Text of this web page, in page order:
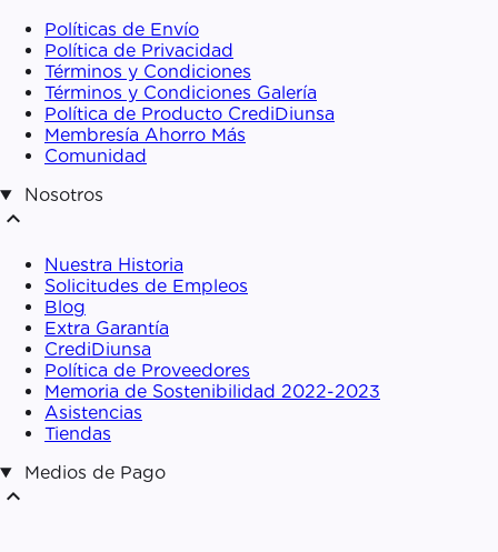
Políticas de Envío
Política de Privacidad
Términos y Condiciones
Términos y Condiciones Galería
Política de Producto CrediDiunsa
Membresía Ahorro Más
Comunidad
Nosotros
expand_less
Nuestra Historia
Solicitudes de Empleos
Blog
Extra Garantía
CrediDiunsa
Política de Proveedores
Memoria de Sostenibilidad 2022-2023
Asistencias
Tiendas
Medios de Pago
expand_less